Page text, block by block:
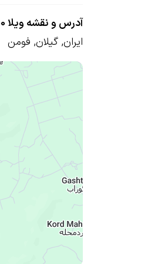
آدرس و نقشه ویلا 50 متری در مجاورت رودخانه 1 در فومن
ایران, گیلان, فومن